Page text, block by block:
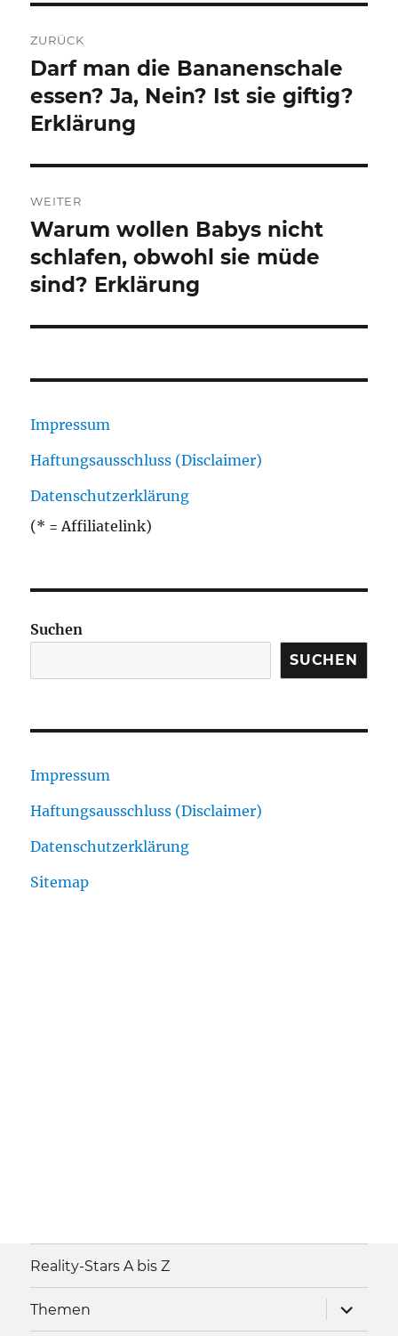
ZURÜCK
Vorheriger
Beitrag:
Darf man die Bananenschale
essen? Ja, Nein? Ist sie giftig?
Erklärung
WEITER
Nächster
Beitrag:
Warum wollen Babys nicht
schlafen, obwohl sie müde
sind? Erklärung
Impressum
Haftungsausschluss (Disclaimer)
Datenschutzerklärung
(* = Affiliatelink)
Suchen
SUCHEN
Impressum
Haftungsausschluss (Disclaimer)
Datenschutzerklärung
Sitemap
Reality-Stars A bis Z
Themen
anzeigen